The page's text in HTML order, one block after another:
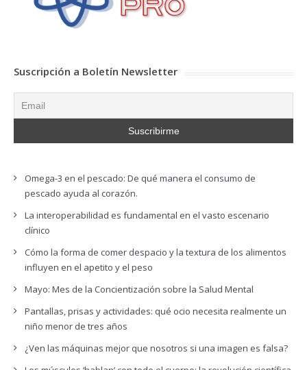
Suscripción a Boletín Newsletter
Omega-3 en el pescado: De qué manera el consumo de
pescado ayuda al corazón.
La interoperabilidad es fundamental en el vasto escenario
clínico
Cómo la forma de comer despacio y la textura de los alimentos
influyen en el apetito y el peso
Mayo: Mes de la Concientización sobre la Salud Mental
Pantallas, prisas y actividades: qué ocio necesita realmente un
niño menor de tres años
¿Ven las máquinas mejor que nosotros si una imagen es falsa?